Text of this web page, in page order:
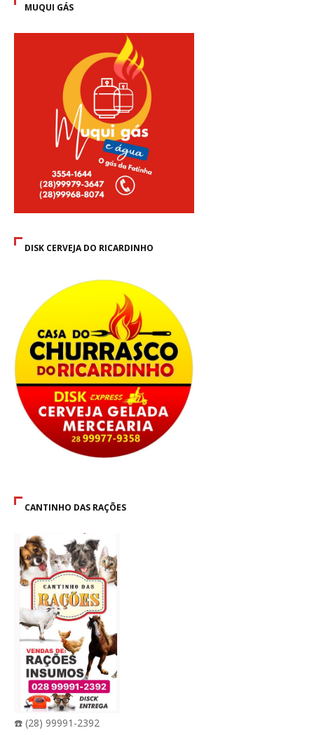
MUQUI GÁS
DISK CERVEJA DO RICARDINHO
CANTINHO DAS RAÇÕES
☎️ (28) 99991-2392